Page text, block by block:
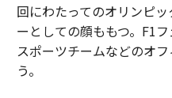
回にわたってのオリンピ
ーとしての顔ももつ。F1
スポーツチームなどのオ
う。